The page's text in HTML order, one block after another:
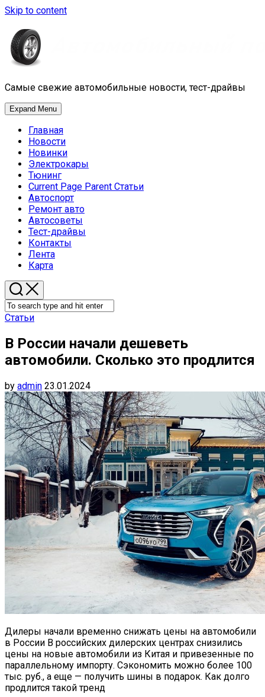
Skip to content
Самые свежие автомобильные новости, тест-драйвы
Expand Menu
Главная
Новости
Новинки
Электрокары
Тюнинг
Current Page Parent Статьи
Автоспорт
Ремонт авто
Автосоветы
Тест-драйвы
Контакты
Лента
Карта
Статьи
В России начали дешеветь
автомобили. Сколько это продлится
by admin 23.01.2024
Дилеры начали временно снижать цены на автомобили
в России В российских дилерских центрах снизились
цены на новые автомобили из Китая и привезенные по
параллельному импорту. Сэкономить можно более 100
тыс. руб., а еще — получить шины в подарок. Как долго
продлится такой тренд